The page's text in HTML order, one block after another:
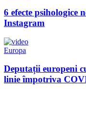
6 efecte psihologice
Instagram
Europa
Deputații europeni
linie împotriva